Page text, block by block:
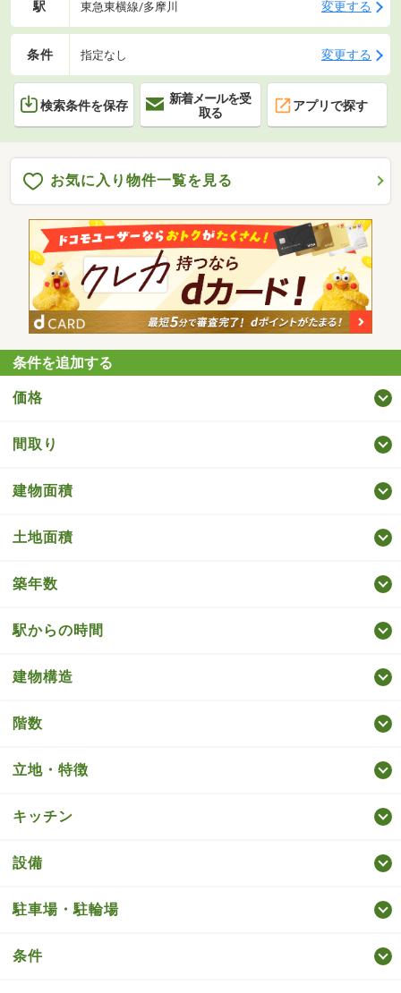
駅 東急東横線/多摩川 変更する
条件 指定なし 変更する
検索条件を保存
新着メールを受
取る
アプリで探す
お気に入り物件一覧を見る
条件を追加する
価格
間取り
建物面積
土地面積
築年数
駅からの時間
建物構造
階数
立地・特徴
キッチン
設備
駐車場・駐輪場
条件